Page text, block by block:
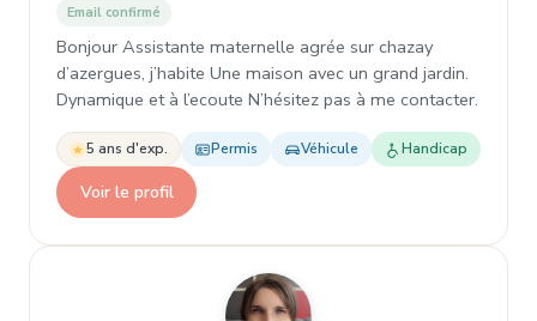
Email confirmé
Bonjour Assistante maternelle agrée sur chazay
d’azergues, j’habite Une maison avec un grand jardin.
Dynamique et à l’ecoute N’hésitez pas à me contacter.
5 ans d'exp. Permis Véhicule Handicap
Voir le profil